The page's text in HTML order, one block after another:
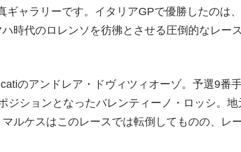
バ
イ
ク
ギャラリーです。イタリアGPで優勝したのは
時代のロレンソを彷彿とさせる圧倒的なレー
のアンドレア・ドヴィツィオーゾ。予選9番
ジションとなったバレンティーノ・ロッシ。
ルケスはこのレースでは転倒してものの、レ